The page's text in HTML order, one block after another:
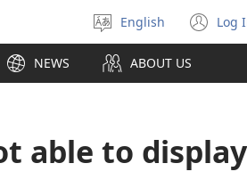
Select
language
English Log
new
NEWS ABOUT US
able to